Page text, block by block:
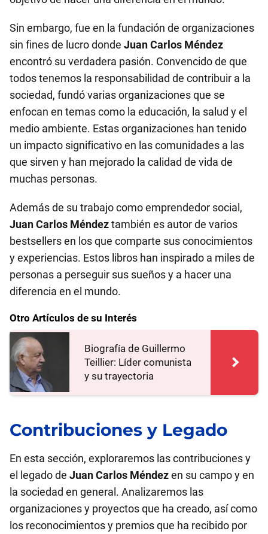
Sin embargo, fue en la fundación de organizaciones
sin fines de lucro donde Juan Carlos Méndez
encontró su verdadera pasión. Convencido de que
todos tenemos la responsabilidad de contribuir a la
sociedad, fundó varias organizaciones que se
enfocan en temas como la educación, la salud y el
medio ambiente. Estas organizaciones han tenido
un impacto significativo en las comunidades a las
que sirven y han mejorado la calidad de vida de
muchas personas.
Además de su trabajo como emprendedor social,
Juan Carlos Méndeztambién es autor de varios
bestsellers en los que comparte sus conocimientos
y experiencias. Estos libros han inspirado a miles de
personas a perseguir sus sueños y a hacer una
diferencia en el mundo.
Otro Artículos de su Interés
Biografía de Guillermo
Teillier: Líder comunista
y su trayectoria
Contribuciones y Legado
En esta sección, exploraremos las contribuciones y
el legado de Juan Carlos Méndezen su campo y en
la sociedad en general. Analizaremos las
organizaciones y proyectos que ha creado, así como
los reconocimientos y premios que ha recibido por